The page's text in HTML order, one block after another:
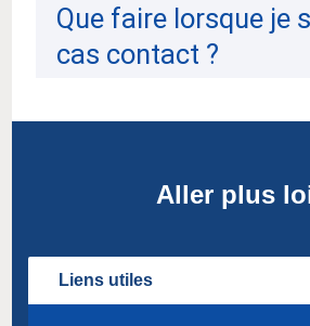
Que faire lorsque je
cas contact ?
Aller plus
Liens utiles